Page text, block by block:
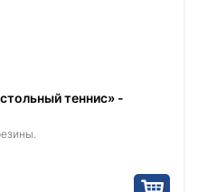
теннис» -